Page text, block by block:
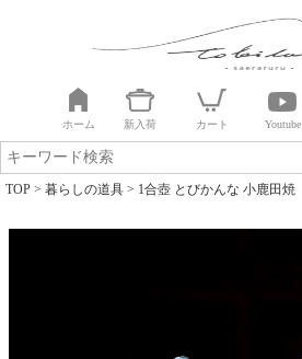
ホーム 新入荷 カート Youtube
TOP 暮らしの道具 1合壺 とびかんな 小鹿田焼